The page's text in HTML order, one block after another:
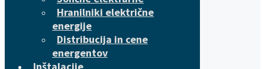
Hranilniki električne
energije
Distribucija in cene
energentov